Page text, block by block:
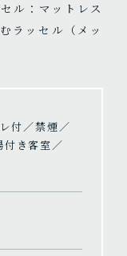
ル：マットレス
ラッセル（メッ
付／禁煙／
付き客室／